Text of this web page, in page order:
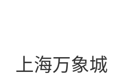
上海万象城